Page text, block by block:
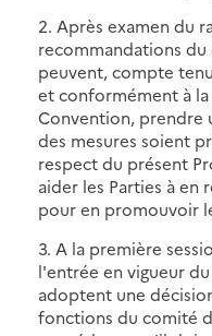
2. Après examen du
recommandations
peuvent, compte
et conformément à
Convention, prendre
des mesures soient
respect du présent
aider les Parties à en
pour en promouvoir
3. A la première
l'entrée en vigueur
adoptent une
fonctions du comité